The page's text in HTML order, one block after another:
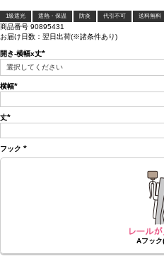
1級遮光 遮熱・保温 防炎 代引不可 送料無料
商品番号 90895431
お届け日数：翌日出荷(※諸条件あり)
開き-横幅x丈
(必
須)
横幅
須)
丈
須)
フック
(必
Aフック